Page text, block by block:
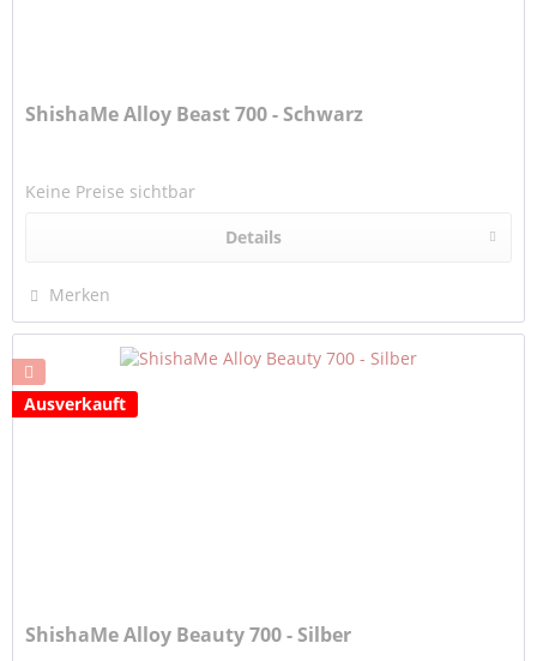
ShishaMe Alloy Beast 700 - Schwarz
Keine Preise sichtbar
Details
Merken
Ausverkauft
ShishaMe Alloy Beauty 700 - Silber